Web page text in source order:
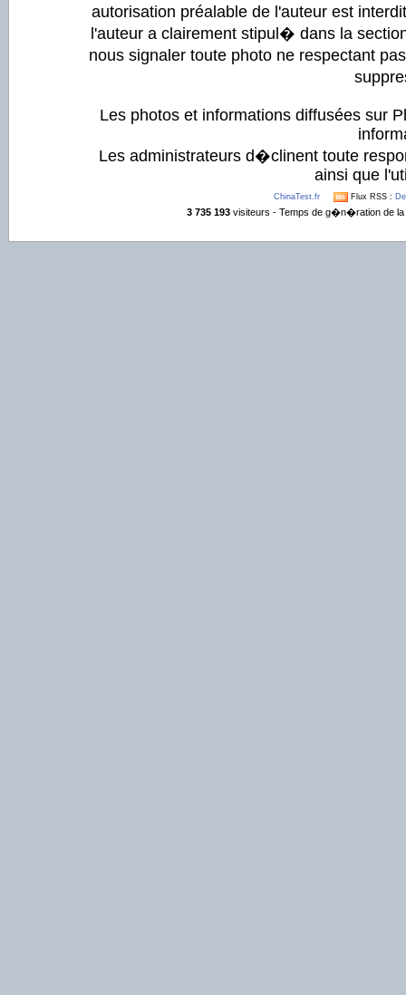
autorisation préalable de l'auteur est
l'auteur a clairement stipul� dans la
nous signaler toute photo ne respectant
Les photos et informations diffusées sur
Les administrateurs d�clinent toute
ainsi que
ChinaTest.fr Flux RSS :
3 735 193visiteurs - Temps de g�n�ration de